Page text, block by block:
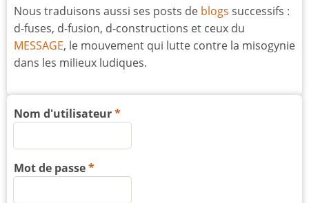
Nous traduisons aussi ses posts de blogs successifs :
d-fuses, d-fusion, d-constructions et ceux du
MESSAGE, le mouvement qui lutte contre la misogynie
dans les milieux ludiques.
Nom d'utilisateur
Mot de passe